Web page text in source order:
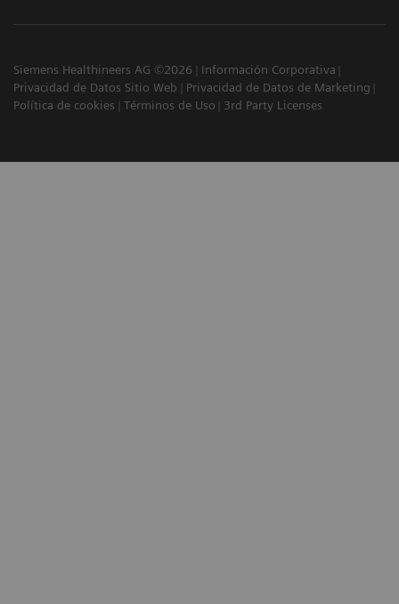
Siemens Healthineers AG ©2026
Información Corporativa
Privacidad de Datos Sitio Web
Privacidad de Datos de Marketing
Política de cookies
Términos de Uso 3rd Party Licenses